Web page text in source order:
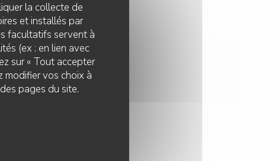
la collecte de
et installés par
facultatifs servent à
(ex : en lien avec
sur « Tout accepter
modifier vos choix à
pages du site.
:5 /5
y